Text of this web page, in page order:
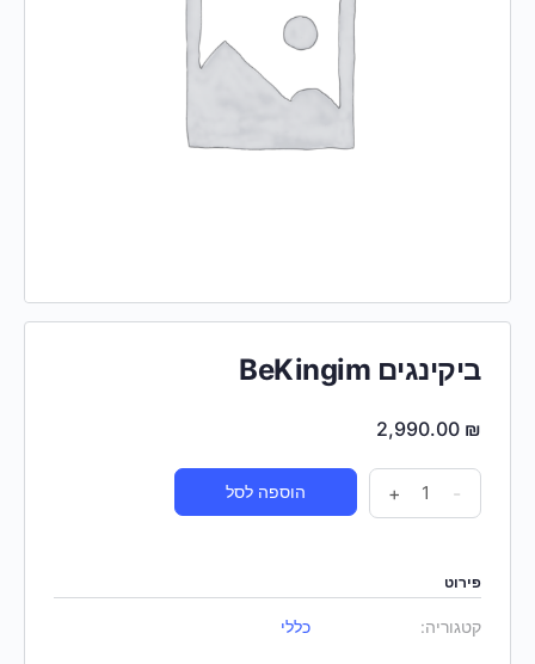
ביקינגים BeKingim
2,990.00 ₪
-
+ הוספה לסל
פירוט
קטגוריה: כללי